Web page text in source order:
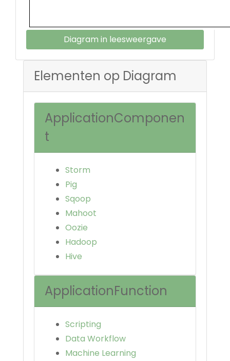
Diagram in leesweergave
Elementen op Diagram
ApplicationComponen
t
Storm
Pig
Sqoop
Mahoot
Oozie
Hadoop
Hive
ApplicationFunction
Scripting
Data Workflow
Machine Learning